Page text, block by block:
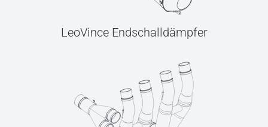
LeoVince Endschalldämpfer